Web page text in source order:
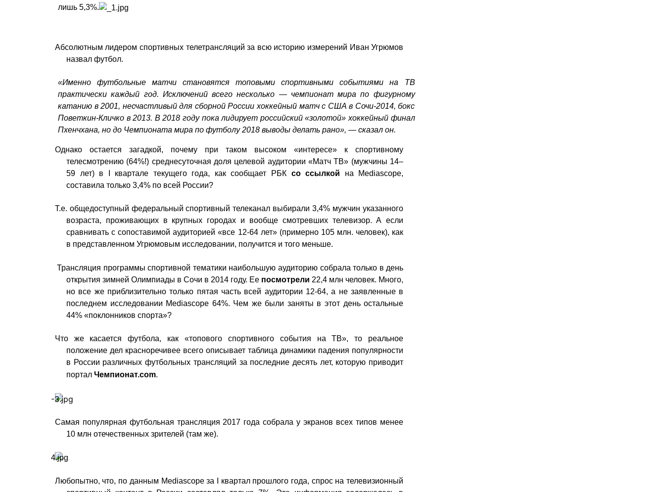
лишь 5,3%.
Абсолютным лидером спортивных телетрансляций за всю историю измерений Иван Угрюмов
назвал футбол.
«Именно футбольные матчи становятся топовыми спортивными событиями на ТВ
практически каждый год. Исключений всего несколько — чемпионат мира по фигурному
катанию в 2001, несчастливый для сборной России хоккейный матч с США в Сочи-2014, бокс
Поветкин-Кличко в 2013. В 2018 году пока лидирует российский «золотой» хоккейный финал
Пхенчхана, но до Чемпионата мира по футболу 2018 выводы делать рано», — сказал он.
Однако остается загадкой, почему при таком высоком «интересе» к спортивному
телесмотрению (64%!) среднесуточная доля целевой аудитории «Матч ТВ» (мужчины 14–
59 лет) в I квартале текущего года, как сообщает РБК со ссылкой на Mediascope,
составила только 3,4% по всей России?
Т.е. общедоступный федеральный спортивный телеканал выбирали 3,4% мужчин указанного
возраста, проживающих в крупных городах и вообще смотревших телевизор. А если
сравнивать с сопоставимой аудиторией «все 12-64 лет» (примерно 105 млн. человек), как
в представленном Угрюмовым исследовании, получится и того меньше.
Трансляция программы спортивной тематики наибольшую аудиторию собрала только в день
открытия зимней Олимпиады в Сочи в 2014 году. Ее посмотрели 22,4 млн человек. Много,
но все же приблизительно только пятая часть всей аудитории 12-64, а не заявленные в
последнем исследовании Mediascope 64%. Чем же были заняты в этот день остальные
44% «поклонников спорта»?
Что же касается футбола, как «топового спортивного события на ТВ», то реальное
положение дел красноречивее всего описывает таблица динамики падения популярности
в России различных футбольных трансляций за последние десять лет, которую приводит
портал Чемпионат.com.
Самая популярная футбольная трансляция 2017 года собрала у экранов всех типов менее
10 млн отечественных зрителей (там же).
Любопытно, что, по данным Mediascope за I квартал прошлого года, спрос на телевизионный